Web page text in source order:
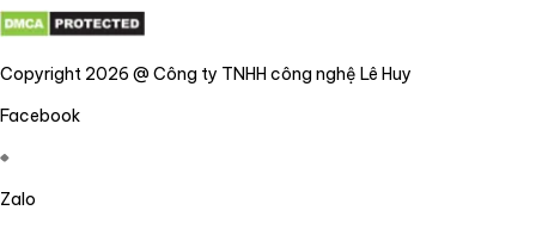
Copyright 2026 @ Công ty TNHH công nghệ Lê Huy
Facebook
Zalo